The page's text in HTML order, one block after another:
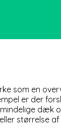
som en
er der
dæk
størrelse